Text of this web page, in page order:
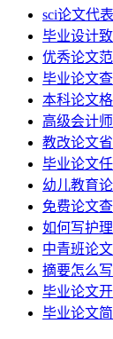
sci论文代
毕业设计
优秀论文范
毕业论文
本科论文
高级会计
教改论文
毕业论文
幼儿教育
免费论文
如何写护
中青班论
摘要怎么写
毕业论文
毕业论文